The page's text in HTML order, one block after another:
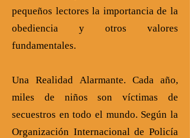
pequeños lectores la importancia de la
obediencia y otros valores
fundamentales.
Una Realidad Alarmante. Cada año,
miles de niños son víctimas de
secuestros en todo el mundo. Según la
Organización Internacional de Policía